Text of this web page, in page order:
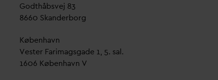
Godthåbsvej 83
8660 Skanderborg
København
Vester Farimagsgade 1, 5. sal.
1606 København V